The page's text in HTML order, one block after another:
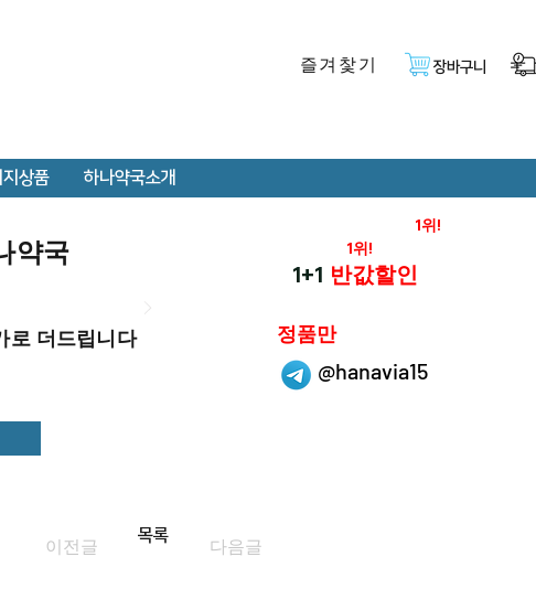
즐겨찿기 장바구니
상품 하나약국소개
약국
로 더드립니다
@hanavia15
1위!
1위!
1+1 반값할인
정품만
이전글
목록
다음글